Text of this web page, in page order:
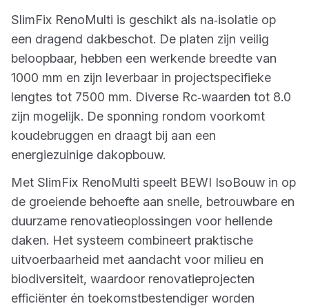
SlimFix RenoMulti is geschikt als na‑isolatie op
een dragend dakbeschot. De platen zijn veilig
beloopbaar, hebben een werkende breedte van
1000 mm en zijn leverbaar in projectspecifieke
lengtes tot 7500 mm. Diverse Rc‑waarden tot 8.0
zijn mogelijk. De sponning rondom voorkomt
koudebruggen en draagt bij aan een
energiezuinige dakopbouw.
Met SlimFix RenoMulti speelt BEWI IsoBouw in op
de groeiende behoefte aan snelle, betrouwbare en
duurzame renovatieoplossingen voor hellende
daken. Het systeem combineert praktische
uitvoerbaarheid met aandacht voor milieu en
biodiversiteit, waardoor renovatieprojecten
efficiënter én toekomstbestendiger worden